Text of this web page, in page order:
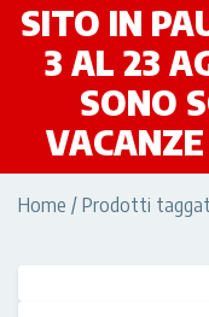
SITO IN
3 AL 23
SONO
Home / Prodotti